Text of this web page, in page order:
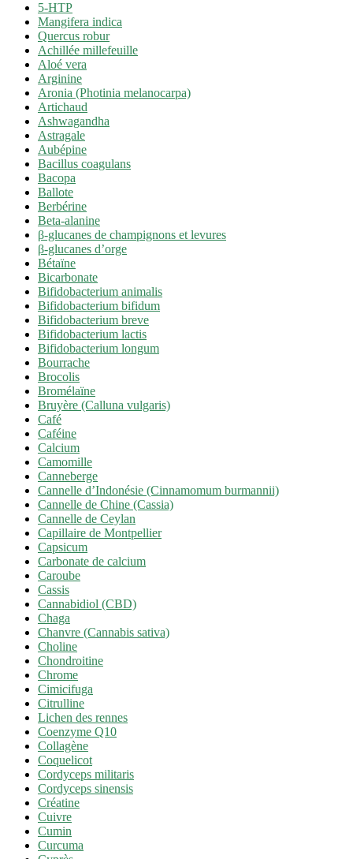
5-HTP
Mangifera indica
Quercus robur
Achillée millefeuille
Aloé vera
Arginine
Aronia (Photinia melanocarpa)
Artichaud
Ashwagandha
Astragale
Aubépine
Bacillus coagulans
Bacopa
Ballote
Berbérine
Beta-alanine
β-glucanes de champignons et levures
β-glucanes d’orge
Bétaïne
Bicarbonate
Bifidobacterium animalis
Bifidobacterium bifidum
Bifidobacterium breve
Bifidobacterium lactis
Bifidobacterium longum
Bourrache
Brocolis
Bromélaïne
Bruyère (Calluna vulgaris)
Café
Caféine
Calcium
Camomille
Canneberge
Cannelle d’Indonésie (Cinnamomum burmannii)
Cannelle de Chine (Cassia)
Cannelle de Ceylan
Capillaire de Montpellier
Capsicum
Carbonate de calcium
Caroube
Cassis
Cannabidiol (CBD)
Chaga
Chanvre (Cannabis sativa)
Choline
Chondroitine
Chrome
Cimicifuga
Citrulline
Lichen des rennes
Coenzyme Q10
Collagène
Coquelicot
Cordyceps militaris
Cordyceps sinensis
Créatine
Cuivre
Cumin
Curcuma